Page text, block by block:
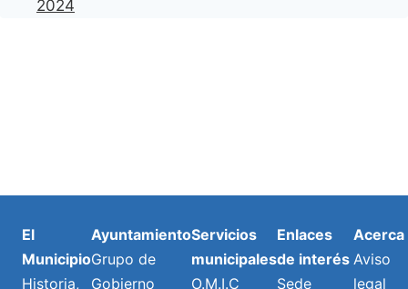
2024
El
Municipio
Historia,
Ayuntamiento
Grupo de
Gobierno
Servicios
municipales
O.M.I.C
Enlaces
de interés
Sede
Acerca
Aviso
legal